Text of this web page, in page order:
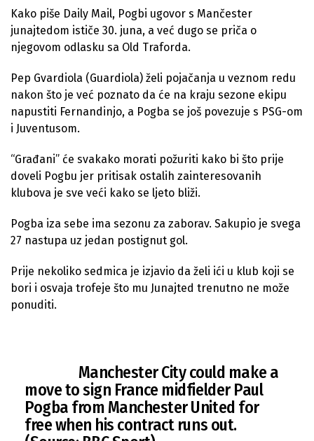
Kako piše Daily Mail, Pogbi ugovor s Mančester
junajtedom ističe 30. juna, a već dugo se priča o
njegovom odlasku sa Old Traforda.
Pep Gvardiola (Guardiola) želi pojačanja u veznom redu
nakon što je već poznato da će na kraju sezone ekipu
napustiti Fernandinjo, a Pogba se još povezuje s PSG-om
i Juventusom.
“Građani” će svakako morati požuriti kako bi što prije
doveli Pogbu jer pritisak ostalih zainteresovanih
klubova je sve veći kako se ljeto bliži.
Pogba iza sebe ima sezonu za zaborav. Sakupio je svega
27 nastupa uz jedan postignut gol.
Prije nekoliko sedmica je izjavio da želi ići u klub koji se
bori i osvaja trofeje što mu Junajted trenutno ne može
ponuditi.
Manchester City could make a
move to sign France midfielder Paul
Pogba from Manchester United for
free when his contract runs out.